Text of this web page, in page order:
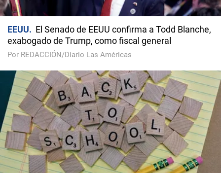
EEUU
El Senado de EEUU confirma a Todd Blanche,
exabogado de Trump, como fiscal general
Por REDACCIÓN/Diario Las Américas